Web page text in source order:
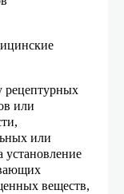
рецептурных
или
или
установление
веществ,